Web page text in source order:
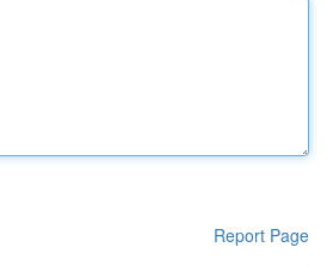
Report Page